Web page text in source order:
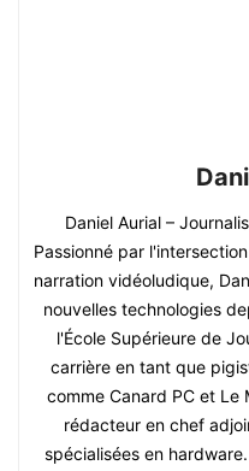
Daniel Aurial –
Passionné par
narration vidéoludique,
nouvelles technologies
l'École Supérieure de
carrière en tant que
comme Canard PC et Le
rédacteur en chef
spécialisées en